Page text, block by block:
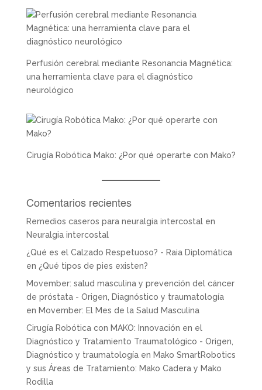
Perfusión cerebral mediante Resonancia Magnética:
una herramienta clave para el diagnóstico
neurológico
Cirugía Robótica Mako: ¿Por qué operarte con Mako?
Comentarios recientes
Remedios caseros para neuralgia intercostalen
Neuralgia intercostal
¿Qué es el Calzado Respetuoso? - Raia Diplomática
en ¿Qué tipos de pies existen?
Movember: salud masculina y prevención del cáncer
de próstata - Origen, Diagnóstico y traumatología
en Movember: El Mes de la Salud Masculina
Cirugía Robótica con MAKO: Innovación en el
Diagnóstico y Tratamiento Traumatológico - Origen,
Diagnóstico y traumatologíaen Mako SmartRobotics
y sus Áreas de Tratamiento: Mako Cadera y Mako
Rodilla